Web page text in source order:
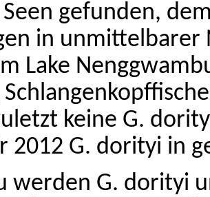
gefunden,
in unmittelbarer
Lake
keine G.
2012 G. dorityi in
werden G. dorityi